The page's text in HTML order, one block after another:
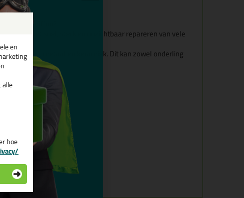
van Griffon?
voor het snel, sterk en onzichtbaar repareren van vele
hout, steen, metaal en keramiek. Dit kan zowel onderling
materialen.
materialen
-40°C tot +100°C
en
alle
hoe